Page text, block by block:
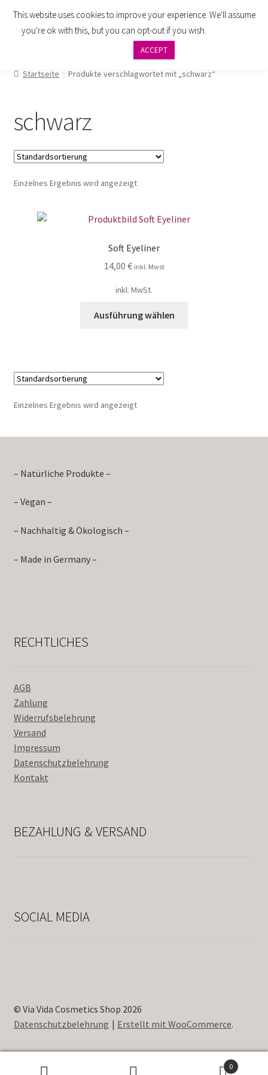
Zur
Navigation
Zum
Inhalt
Widerrufsbelehrung
Versand
Impressum
Datenschutzbelehrung
Startseite Produkte verschlagwortet mit „schwarz“
schwarz
Einzelnes Ergebnis wird angezeigt
Soft Eyeliner
14,00 € inkl. Mwst
inkl. MwSt.
Ausführung wählen
Einzelnes Ergebnis wird angezeigt
– Natürliche Produkte –
– Vegan –
– Nachhaltig & Ökologisch –
– Made in Germany –
RECHTLICHES
AGB
Zahlung
Widerrufsbelehrung
Versand
Impressum
Datenschutzbelehrung
Kontakt
BEZAHLUNG & VERSAND
SOCIAL MEDIA
© Via Vida Cosmetics Shop 2026
Datenschutzbelehrung
Erstellt mit WooCommerce.
0
This website uses cookies to improve your experience. We'll assume
you're ok with this, but you can opt-out if you wish.
ACCEPT